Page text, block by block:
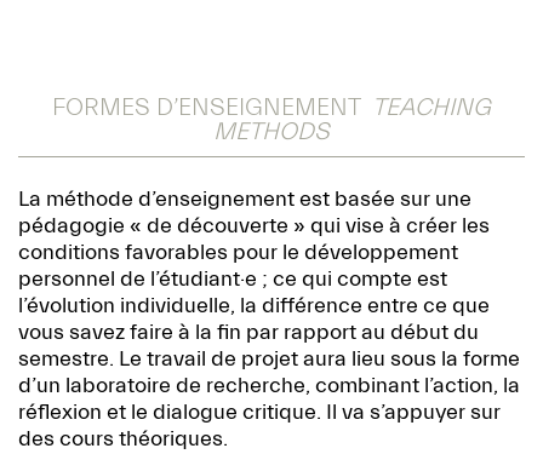
FORMES D’ENSEIGNEMENT TEACHING
METHODS
La méthode d’enseignement est basée sur une
pédagogie « de découverte » qui vise à créer les
conditions favorables pour le développement
personnel de l’étudiant·e ; ce qui compte est
l’évolution individuelle, la différence entre ce que
vous savez faire à la fin par rapport au début du
semestre. Le travail de projet aura lieu sous la forme
d’un laboratoire de recherche, combinant l’action, la
réflexion et le dialogue critique. Il va s’appuyer sur
des cours théoriques.